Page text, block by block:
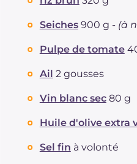
Seiches 900 g - (à
Pulpe de tomate
Ail 2 gousses
Vin blanc sec 80 g
Huile d'olive extra
Sel fin à volonté